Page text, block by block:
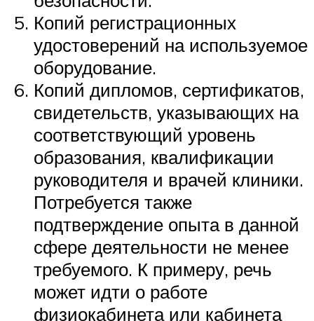
Копий регистрационных
удостоверений на используемое
оборудование.
Копий дипломов, сертификатов,
свидетельств, указывающих на
соответствующий уровень
образования, квалификации
руководителя и врачей клиники.
Потребуется также
подтверждение опыта в данной
сфере деятельности не менее
требуемого. К примеру, речь
может идти о работе
физиокабинета или кабинета